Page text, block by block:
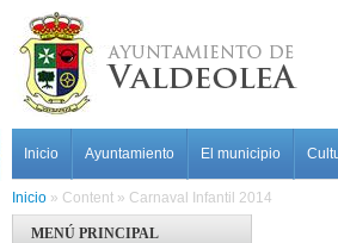
Pasar al contenido principal
Inicio
Ayuntamiento El municipio
Inicio » Content » Carnaval Infantil 2014
MENÚ PRINCIPAL